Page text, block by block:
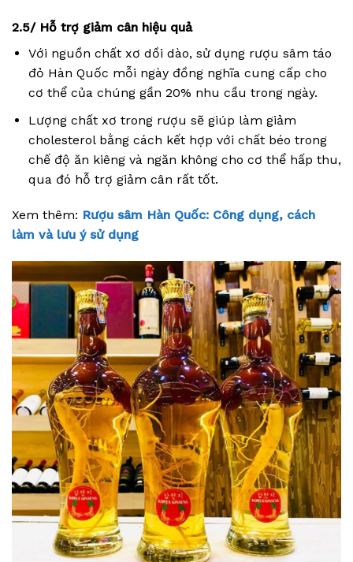
2.5/ Hỗ trợ giảm cân hiệu quả
Với nguồn chất xơ dồi dào, sử dụng rượu sâm táo
đỏ Hàn Quốc mỗi ngày đồng nghĩa cung cấp cho
cơ thể của chúng gần 20% nhu cầu trong ngày.
Lượng chất xơ trong rượu sẽ giúp làm giảm
cholesterol bằng cách kết hợp với chất béo trong
chế độ ăn kiêng và ngăn không cho cơ thể hấp thu,
qua đó hỗ trợ giảm cân rất tốt.
Xem thêm: Rượu sâm Hàn Quốc: Công dụng, cách
làm và lưu ý sử dụng